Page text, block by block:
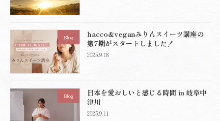
Blog
hacco&veganみりんスイーツ講座の
第7期がスタートしました！
2025.9.18
Blog
日本を愛おしいと感じる時間 in 岐阜中
津川
2025.9.11